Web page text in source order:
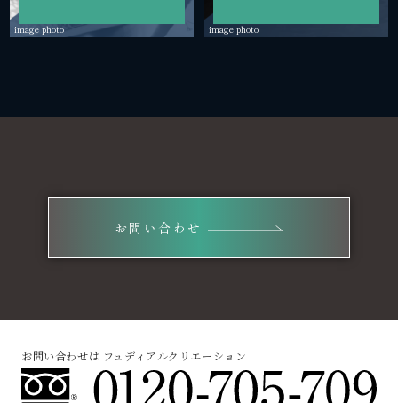
image photo image photo
お問い合わせ
お問い合わせは フュディアルクリエーション